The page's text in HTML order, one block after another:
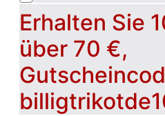
Erhalten Sie
über 70 €,